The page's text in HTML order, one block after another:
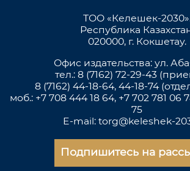
ТОО «Келешек-
Республика
020000, г. Кокшетау.
Офис издательства: ул.
тел.: 8 (7162) 72-29-43
8 (7162) 44-18-64, 44-18-74
моб.: +7 708 444 18 64, +7 702 781 06
75
E-mail: torg@keleshek-
Подпишитесь на